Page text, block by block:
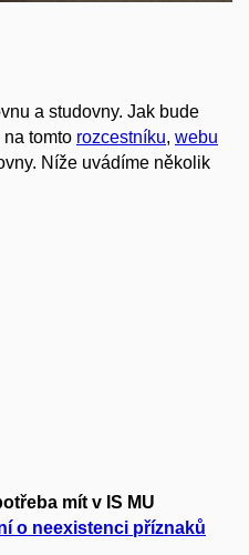
a studovny. Jak bude
tomto rozcestníku, webu
Níže uvádíme několik
mít v IS MU
o neexistenci příznaků